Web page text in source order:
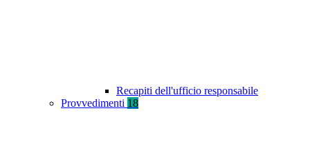
Recapiti dell'ufficio responsabile
Provvedimenti 18